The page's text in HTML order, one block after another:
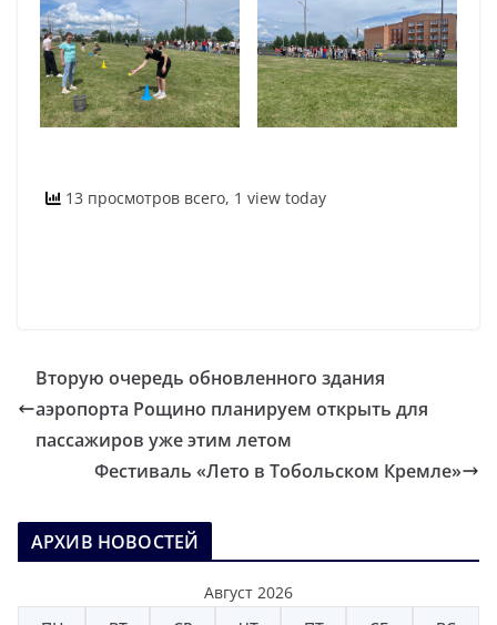
13 просмотров всего, 1 view today
Вторую очередь обновленного здания
аэропорта Рощино планируем открыть для
пассажиров уже этим летом
Фестиваль «Лето в Тобольском Кремле»
АРХИВ НОВОСТЕЙ
Август 2026